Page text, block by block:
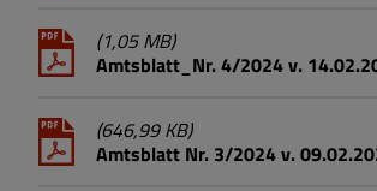
(1,05 MB)
Amtsblatt_Nr. 4/2024 v.
(646,99 KB)
Amtsblatt Nr. 3/2024 v.